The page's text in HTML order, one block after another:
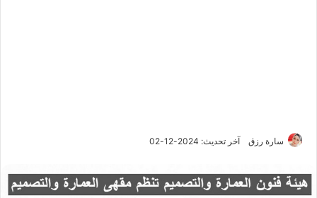
سارة رزق آخر تحديث: 2024-12-02